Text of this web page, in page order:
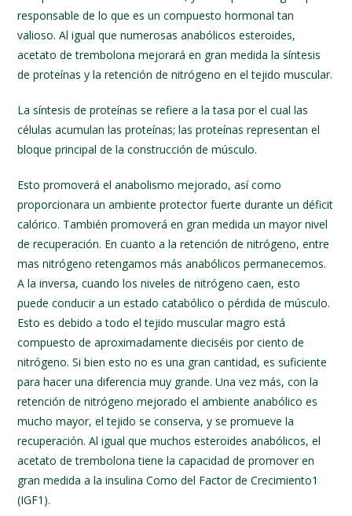
responsable de lo que es un compuesto hormonal tan
valioso. Al igual que numerosas anabólicos esteroides,
acetato de trembolona mejorará en gran medida la síntesis
de proteínas y la retención de nitrógeno en el tejido muscular.
La síntesis de proteínas se refiere a la tasa por el cual las
células acumulan las proteínas; las proteínas representan el
bloque principal de la construcción de músculo.
Esto promoverá el anabolismo mejorado, así como
proporcionara un ambiente protector fuerte durante un déficit
calórico. También promoverá en gran medida un mayor nivel
de recuperación. En cuanto a la retención de nitrógeno, entre
mas nitrógeno retengamos más anabólicos permanecemos.
A la inversa, cuando los niveles de nitrógeno caen, esto
puede conducir a un estado catabólico o pérdida de músculo.
Esto es debido a todo el tejido muscular magro está
compuesto de aproximadamente dieciséis por ciento de
nitrógeno. Si bien esto no es una gran cantidad, es suficiente
para hacer una diferencia muy grande. Una vez más, con la
retención de nitrógeno mejorado el ambiente anabólico es
mucho mayor, el tejido se conserva, y se promueve la
recuperación. Al igual que muchos esteroides anabólicos, el
acetato de trembolona tiene la capacidad de promover en
gran medida a la insulina ­Como del Factor de Crecimiento­1
(IGF­1).